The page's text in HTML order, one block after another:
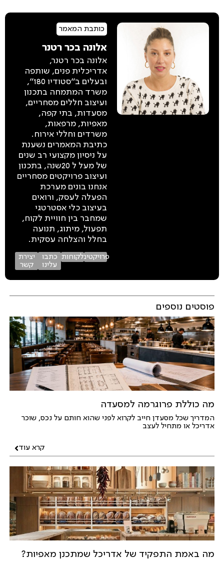
כותבת המאמר
אלונה בכר רטנר
אלונה בכר רטנר,
אדריכלית פנים, שותפה
ובעלים ב"סטודיו 180",
משרד המתמחה בתכנון
ועיצוב חללים מסחריים,
מסעדות, בתי קפה,
מאפיות, מרפאות,
משרדים וחללי אירוח.
כתיבת המאמרים נשענת
על ניסיון מקצועי רב שנים
של מעל ל 20שנה, בתכנון
ועיצוב פרויקטים מסחריים
אנחנו בונים מערכת
הפעלה לעסק, ורואים
בעיצוב כלי אסטרטגי
שמחבר בין חוויית לקוח,
תפעול, מיתוג, תנועה
בחלל והצלחה עסקית.
פרויקטיםלקוחות כתבו
עלינו
יצירת
קשר
פוסטים נוספים
מה כוללת פרוגרמה למסעדה
המדריך שכל מסעדן חייב לקרוא לפני שהוא חותם על נכס, שוכר
אדריכל או מתחיל לעצב
קרא עוד
מה באמת התפקיד של אדריכל שמתכנן מאפיות?